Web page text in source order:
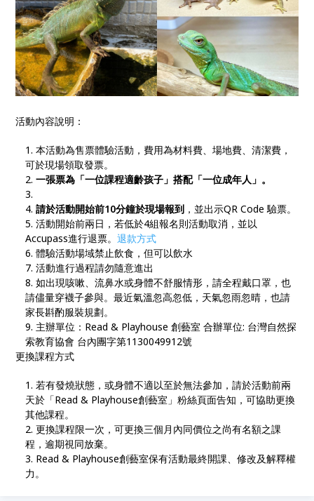
活動內容說明：
本活動為售票體驗活動，費用為材料費、場地費、清潔費，
可於現場領取發票。
一張票為「一位課程適齡孩子」搭配「一位成年人」。
請於活動開始前10分鐘於現場報到 ，並出示QR Code 驗票。
活動開始前兩日，若低於4組報名則活動取消，並以
Accupass進行退票。退款方式
體驗活動場域禁止飲食，但可以飲水
活動進行過程請勿隨意進出
如出現咳嗽、流鼻水或身體不舒服情形，請全程戴口罩，也
請儘量穿襪子參與。最近氣溫忽高忽低，天氣忽雨忽晴，也請
家長斟酌服裝規劃。
主辦單位：Read & Playhouse 創藝室 合辦單位: 台灣自然探
索教育協會 台內團字第1130049912號
更換課程方式
若有發燒狀態，或身體不適以至於無法參加，請於活動前兩
天於「Read & Playhouse創藝室」粉絲頁面告知，可協助更換
其他課程。
更換課程限一次，可更換三個月內同價位之尚有名額之課
程，逾期視同放棄。
Read & Playhouse創藝室保有活動最終開課、修改及解釋權
力。